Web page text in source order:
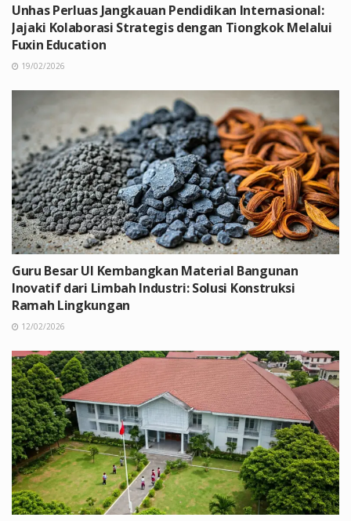
Unhas Perluas Jangkauan Pendidikan Internasional:
Jajaki Kolaborasi Strategis dengan Tiongkok Melalui
Fuxin Education
19/02/2026
Guru Besar UI Kembangkan Material Bangunan
Inovatif dari Limbah Industri: Solusi Konstruksi
Ramah Lingkungan
12/02/2026